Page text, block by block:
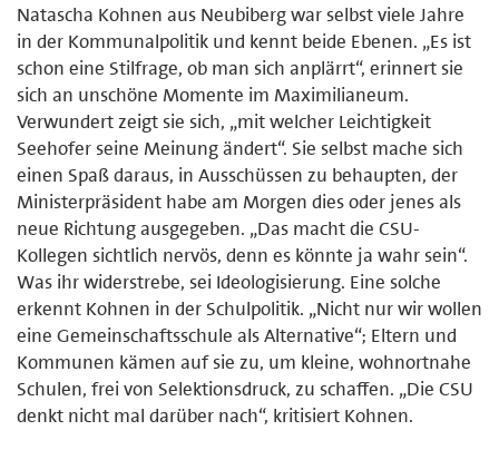
Natascha Kohnen aus Neubiberg war selbst viele Jahre
in der Kommunalpolitik und kennt beide Ebenen. „Es ist
schon eine Stilfrage, ob man sich anplärrt“, erinnert sie
sich an unschöne Momente im Maximilianeum.
Verwundert zeigt sie sich, „mit welcher Leichtigkeit
Seehofer seine Meinung ändert“. Sie selbst mache sich
einen Spaß daraus, in Ausschüssen zu behaupten, der
Ministerpräsident habe am Morgen dies oder jenes als
neue Richtung ausgegeben. „Das macht die CSU-
Kollegen sichtlich nervös, denn es könnte ja wahr sein“.
Was ihr widerstrebe, sei Ideologisierung. Eine solche
erkennt Kohnen in der Schulpolitik. „Nicht nur wir wollen
eine Gemeinschaftsschule als Alternative“; Eltern und
Kommunen kämen auf sie zu, um kleine, wohnortnahe
Schulen, frei von Selektionsdruck, zu schaffen. „Die CSU
denkt nicht mal darüber nach“, kritisiert Kohnen.